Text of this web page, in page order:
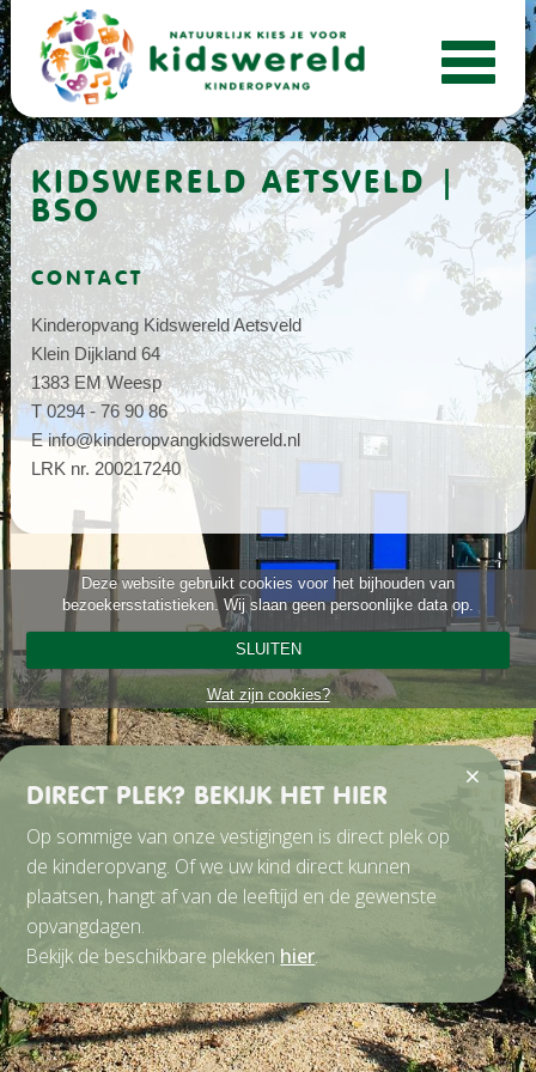
KIDSWERELD AETSVELD |
BSO
CONTACT
Kinderopvang Kidswereld Aetsveld
Klein Dijkland 64
1383 EM Weesp
T 0294 - 76 90 86
E info@kinderopvangkidswereld.nl
LRK nr. 200217240
Deze website gebruikt cookies voor het bijhouden van
bezoekersstatistieken. Wij slaan geen persoonlijke data op.
SLUITEN
Wat zijn cookies?
DIRECT PLEK? BEKIJK HET HIER
Op sommige van onze vestigingen is direct plek op
de kinderopvang. Of we uw kind direct kunnen
plaatsen, hangt af van de leeftijd en de gewenste
opvangdagen.
Bekijk de beschikbare plekken hier.